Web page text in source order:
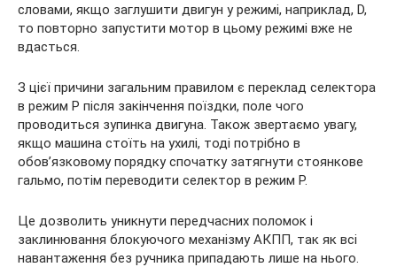
словами, якщо заглушити двигун у режимі, наприклад, D,
то повторно запустити мотор в цьому режимі вже не
вдасться.
З цієї причини загальним правилом є переклад селектора
в режим P після закінчення поїздки, поле чого
проводиться зупинка двигуна. Також звертаємо увагу,
якщо машина стоїть на ухилі, тоді потрібно в
обов’язковому порядку спочатку затягнути стоянкове
гальмо, потім переводити селектор в режим P.
Це дозволить уникнути передчасних поломок і
заклинювання блокуючого механізму АКПП, так як всі
навантаження без ручника припадають лише на нього.